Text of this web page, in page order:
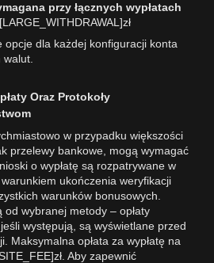
przy łącznych wypłatach
[LARGE_WITHDRAWAL]zł
opcje dla każdej konfiguracji konta
Oraz Protokoły
w przypadku większości
przelewy bankowe, mogą wymagać
o wypłatę są rozpatrywane w
ukończenia weryfikacji
warunków bonusowych.
od wybranej metody – opłaty
występują, są wyświetlane przed
Maksymalna opłata za wypłatę na
Aby zapewnić